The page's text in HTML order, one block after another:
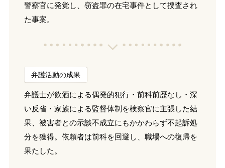
警察官に発覚し、窃盗罪の在宅事件として捜査され
た事案。
弁護活動の成果
弁護士が飲酒による偶発的犯行・前科前歴なし・深
い反省・家族による監督体制を検察官に主張した結
果、被害者との示談不成立にもかかわらず不起訴処
分を獲得。依頼者は前科を回避し、職場への復帰を
果たした。